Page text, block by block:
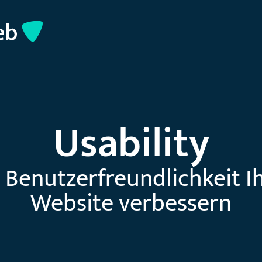
Usability
Website verbessern